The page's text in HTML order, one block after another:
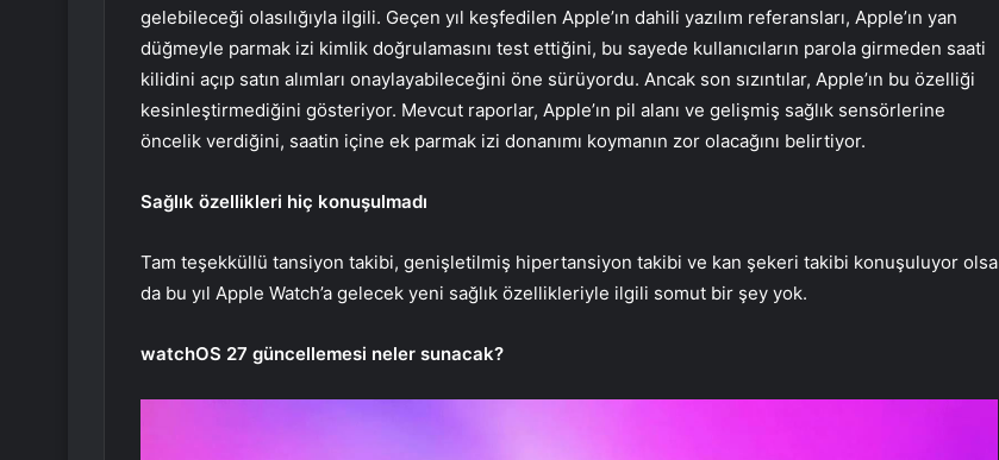
gelebileceği olasılığıyla ilgili. Geçen yıl keşfedilen Apple’ın dahili yazılım referansları, Apple’ın yan
düğmeyle parmak izi kimlik doğrulamasını test ettiğini, bu sayede kullanıcıların parola girmeden saati
kilidini açıp satın alımları onaylayabileceğini öne sürüyordu. Ancak son sızıntılar, Apple’ın bu özelliği
kesinleştirmediğini gösteriyor. Mevcut raporlar, Apple’ın pil alanı ve gelişmiş sağlık sensörlerine
öncelik verdiğini, saatin içine ek parmak izi donanımı koymanın zor olacağını belirtiyor.
Sağlık özellikleri hiç konuşulmadı
Tam teşekküllü tansiyon takibi, genişletilmiş hipertansiyon takibi ve kan şekeri takibi konuşuluyor olsa
da bu yıl Apple Watch’a gelecek yeni sağlık özellikleriyle ilgili somut bir şey yok.
watchOS 27 güncellemesi neler sunacak?